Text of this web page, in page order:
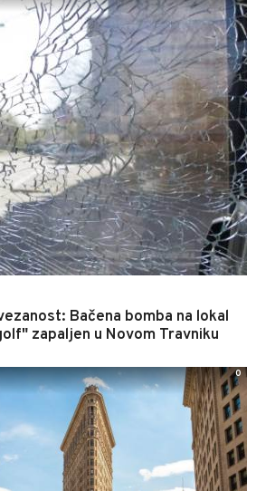
Bačena bomba na lokal
zapaljen u Novom Travniku
0